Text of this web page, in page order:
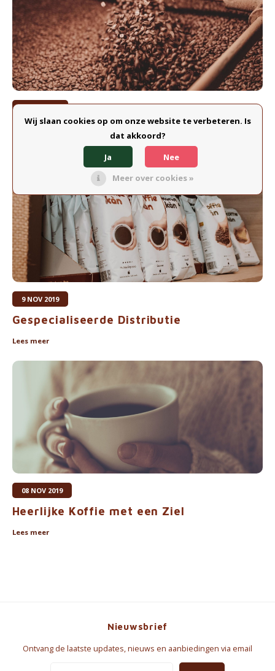
Ambachtelijke vs. Industrieel
9 NOV 2019
Gespecialiseerde Distributie
Lees meer
08 NOV 2019
Heerlijke Koffie met een Ziel
Lees meer
Nieuwsbrief
Ontvang de laatste updates, nieuws en aanbiedingen via email
Wij slaan cookies op om onze website te verbeteren. Is
dat akkoord?
Ja
Nee
Meer over cookies »